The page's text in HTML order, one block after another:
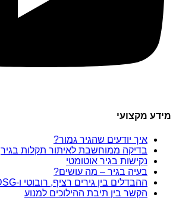
מידע מקצועי
איך יודעים שהגיר גמור?
בדיקה ממוחשבת לאיתור תקלות בגיר
נקישות בגיר אוטומטי
בעיה בגיר – מה עושים?
ההבדלים בין גירים רציף, רובוטי ו-DSG
הקשר בין תיבת ההילוכים למנוע